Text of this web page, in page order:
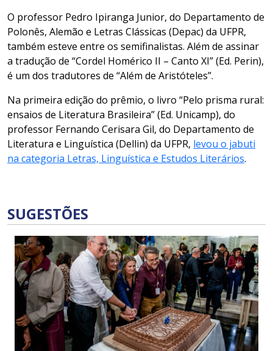
O professor Pedro Ipiranga Junior, do Departamento de
Polonês, Alemão e Letras Clássicas (Depac) da UFPR,
também esteve entre os semifinalistas. Além de assinar
a tradução de “Cordel Homérico II – Canto XI” (Ed. Perin),
é um dos tradutores de “Além de Aristóteles”.
Na primeira edição do prêmio, o livro “Pelo prisma rural:
ensaios de Literatura Brasileira” (Ed. Unicamp), do
professor Fernando Cerisara Gil, do Departamento de
Literatura e Linguística (Dellin) da UFPR, levou o jabuti
na categoria Letras, Linguística e Estudos Literários.
SUGESTÕES